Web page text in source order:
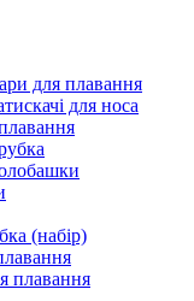
для плавання
для носа
(набір)
плавання